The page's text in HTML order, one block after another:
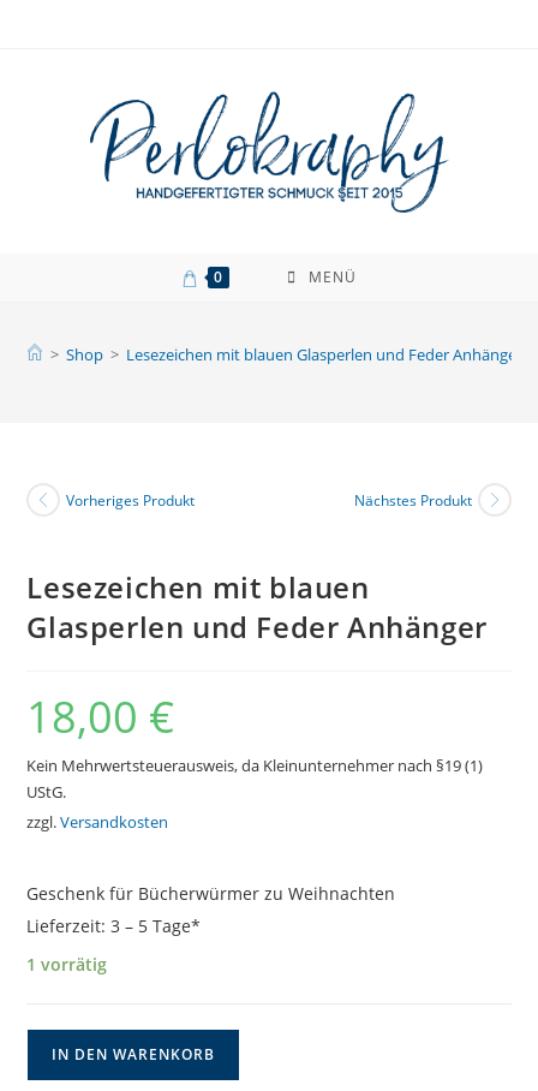
0 MENÜ
> Shop > Lesezeichen mit blauen Glasperlen und Feder Anhänger
Vorheriges Produkt Nächstes Produkt
Lesezeichen mit blauen
Glasperlen und Feder Anhänger
18,00 €
Kein Mehrwertsteuerausweis, da Kleinunternehmer nach §19 (1)
UStG.
zzgl.Versandkosten
Geschenk für Bücherwürmer zu Weihnachten
Lieferzeit:3 – 5 Tage*
1 vorrätig
IN DEN WARENKORB